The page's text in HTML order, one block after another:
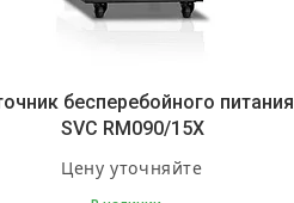
бесперебойного питания
SVC RM090/15X
Цену уточняйте